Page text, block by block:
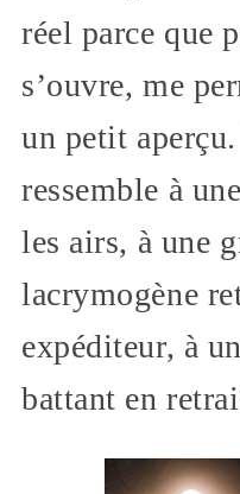
réel parce que
s’ouvre, me
un petit
ressemble à
les airs, à une
lacrymogène
expéditeur, à
battant en